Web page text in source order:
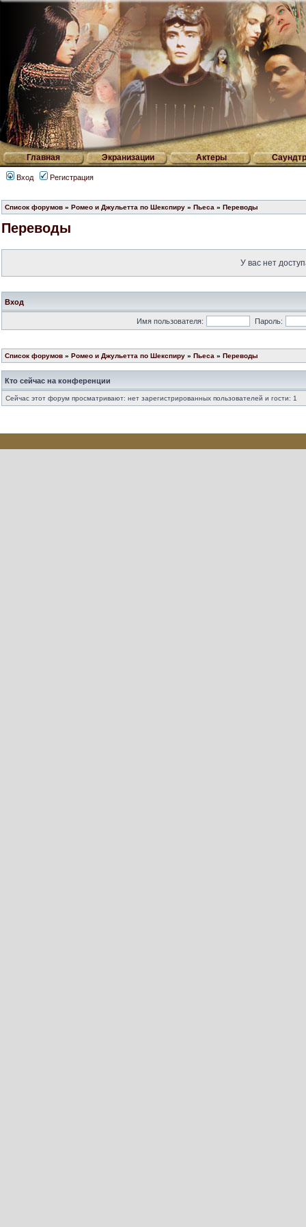
Главная Экранизации Актеры
Вход Регистрация
Список форумов » Ромео и Джульетта по Шекспиру » Пьеса » Переводы
Переводы
У вас нет
Вход
Имя пользователя: Пароль:
Список форумов » Ромео и Джульетта по Шекспиру » Пьеса » Переводы
Кто сейчас на конференции
Сейчас этот форум просматривают: нет зарегистрированных пользователей и гости: 1